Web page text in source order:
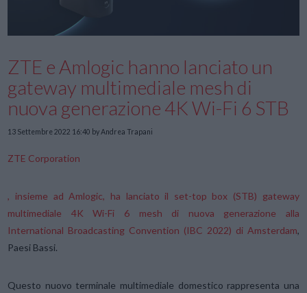
ZTE e Amlogic hanno lanciato un
gateway multimediale mesh di
nuova generazione 4K Wi-Fi 6 STB
13 Settembre 2022 16:40 by Andrea Trapani
ZTE Corporation
, insieme ad Amlogic, ha lanciato il set-top box (STB) gateway
multimediale 4K Wi-Fi 6 mesh di nuova generazione alla
International Broadcasting Convention (IBC 2022) di Amsterdam,
Paesi Bassi.
Questo nuovo terminale multimediale domestico rappresenta una